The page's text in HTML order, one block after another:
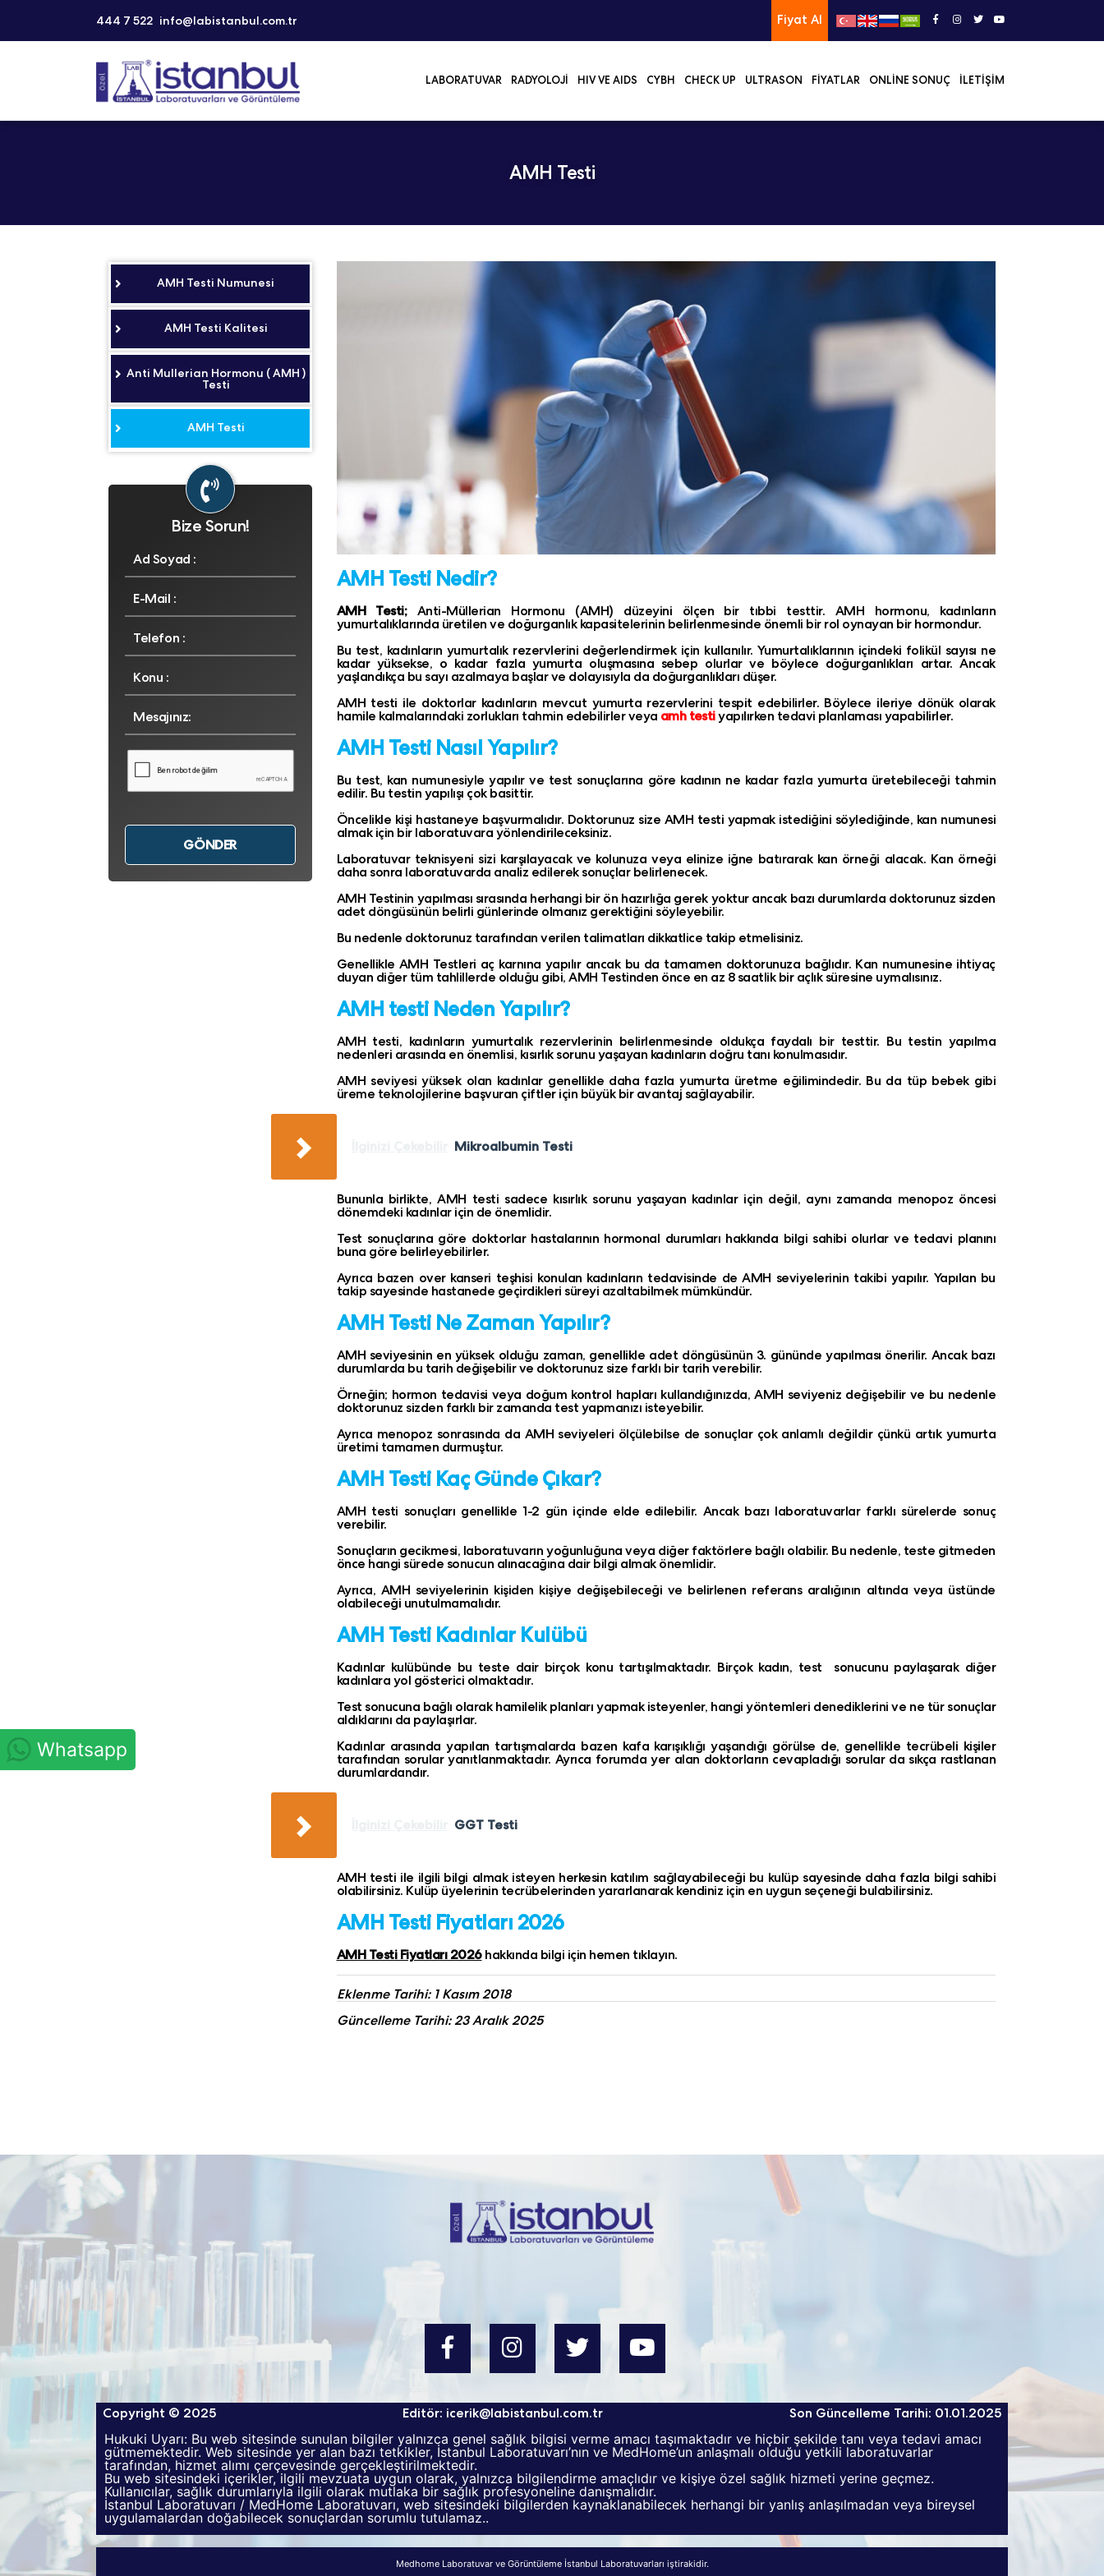
Whatsapp
444 7 522 info@labistanbul.com.tr Fiyat Al
LABORATUVAR RADYOLOJI HIV VE AIDS CYBH CHECK UP ULTRASON FIYATLAR ONLINE SONUÇ İLETIŞIM
AMH Testi
AMH Testi Nedir?
AMH Testi;Anti-Müllerian Hormonu (AMH) düzeyini ölçen bir tıbbi testtir. AMH hormonu, kadınların
yumurtalıklarında üretilen ve doğurganlık kapasitelerinin belirlenmesinde önemli bir rol oynayan bir hormondur.
Bu test, kadınların yumurtalık rezervlerini değerlendirmek için kullanılır. Yumurtalıklarının içindeki folikül sayısı ne
kadar yüksekse, o kadar fazla yumurta oluşmasına sebep olurlar ve böylece doğurganlıkları artar. Ancak
yaşlandıkça bu sayı azalmaya başlar ve dolayısıyla da doğurganlıkları düşer.
AMH testi ile doktorlar kadınların mevcut yumurta rezervlerini tespit edebilirler. Böylece ileriye dönük olarak
hamile kalmalarındaki zorlukları tahmin edebilirler veya amh testiyapılırken tedavi planlaması yapabilirler.
AMH Testi Nasıl Yapılır?
Bu test, kan numunesiyle yapılır ve test sonuçlarına göre kadının ne kadar fazla yumurta üretebileceği tahmin
edilir. Bu testin yapılışı çok basittir.
Öncelikle kişi hastaneye başvurmalıdır. Doktorunuz size AMH testi yapmak istediğini söylediğinde, kan numunesi
almak için bir laboratuvara yönlendirileceksiniz.
Laboratuvar teknisyeni sizi karşılayacak ve kolunuza veya elinize iğne batırarak kan örneği alacak. Kan örneği
daha sonra laboratuvarda analiz edilerek sonuçlar belirlenecek.
AMH Testinin yapılması sırasında herhangi bir ön hazırlığa gerek yoktur ancak bazı durumlarda doktorunuz sizden
adet döngüsünün belirli günlerinde olmanız gerektiğini söyleyebilir.
Bu nedenle doktorunuz tarafından verilen talimatları dikkatlice takip etmelisiniz.
Genellikle AMH Testleri aç karnına yapılır ancak bu da tamamen doktorunuza bağlıdır. Kan numunesine ihtiyaç
duyan diğer tüm tahlillerde olduğu gibi, AMH Testinden önce en az 8 saatlik bir açlık süresine uymalısınız.
AMH testi Neden Yapılır?
AMH testi, kadınların yumurtalık rezervlerinin belirlenmesinde oldukça faydalı bir testtir. Bu testin yapılma
nedenleri arasında en önemlisi, kısırlık sorunu yaşayan kadınların doğru tanı konulmasıdır.
AMH seviyesi yüksek olan kadınlar genellikle daha fazla yumurta üretme eğilimindedir. Bu da tüp bebek gibi
üreme teknolojilerine başvuran çiftler için büyük bir avantaj sağlayabilir.
Mikroalbumin Testi
Bununla birlikte, AMH testi sadece kısırlık sorunu yaşayan kadınlar için değil, aynı zamanda menopoz öncesi
dönemdeki kadınlar için de önemlidir.
Test sonuçlarına göre doktorlar hastalarının hormonal durumları hakkında bilgi sahibi olurlar ve tedavi planını
buna göre belirleyebilirler.
Ayrıca bazen over kanseri teşhisi konulan kadınların tedavisinde de AMH seviyelerinin takibi yapılır. Yapılan bu
takip sayesinde hastanede geçirdikleri süreyi azaltabilmek mümkündür.
AMH Testi Ne Zaman Yapılır?
AMH seviyesinin en yüksek olduğu zaman, genellikle adet döngüsünün 3. gününde yapılması önerilir. Ancak bazı
durumlarda bu tarih değişebilir ve doktorunuz size farklı bir tarih verebilir.
Örneğin; hormon tedavisi veya doğum kontrol hapları kullandığınızda, AMH seviyeniz değişebilir ve bu nedenle
doktorunuz sizden farklı bir zamanda test yapmanızı isteyebilir.
Ayrıca menopoz sonrasında da AMH seviyeleri ölçülebilse de sonuçlar çok anlamlı değildir çünkü artık yumurta
üretimi tamamen durmuştur.
AMH Testi Kaç Günde Çıkar?
AMH testi sonuçları genellikle 1-2 gün içinde elde edilebilir. Ancak bazı laboratuvarlar farklı sürelerde sonuç
verebilir.
Sonuçların gecikmesi, laboratuvarın yoğunluğuna veya diğer faktörlere bağlı olabilir. Bu nedenle, teste gitmeden
önce hangi sürede sonucun alınacağına dair bilgi almak önemlidir.
Ayrıca, AMH seviyelerinin kişiden kişiye değişebileceği ve belirlenen referans aralığının altında veya üstünde
olabileceği unutulmamalıdır.
AMH Testi Kadınlar Kulübü
Kadınlar kulübünde bu teste dair birçok konu tartışılmaktadır. Birçok kadın, test sonucunu paylaşarak diğer
kadınlara yol gösterici olmaktadır.
Test sonucuna bağlı olarak hamilelik planları yapmak isteyenler, hangi yöntemleri denediklerini ve ne tür sonuçlar
aldıklarını da paylaşırlar.
Kadınlar arasında yapılan tartışmalarda bazen kafa karışıklığı yaşandığı görülse de, genellikle tecrübeli kişiler
tarafından sorular yanıtlanmaktadır. Ayrıca forumda yer alan doktorların cevapladığı sorular da sıkça rastlanan
durumlardandır.
GGT Testi
AMH testi ile ilgili bilgi almak isteyen herkesin katılım sağlayabileceği bu kulüp sayesinde daha fazla bilgi sahibi
olabilirsiniz. Kulüp üyelerinin tecrübelerinden yararlanarak kendiniz için en uygun seçeneği bulabilirsiniz.
AMH Testi Fiyatları 2026
AMH Testi Fiyatları 2026hakkında bilgi için hemen tıklayın.
Eklenme Tarihi: 1 Kasım 2018
Güncelleme Tarihi: 23 Aralık 2025
AMH Testi Numunesi
AMH Testi Kalitesi
Anti Mullerian Hormonu ( AMH )
Testi
AMH Testi
Bize Sorun!
Copyright © 2025 Editör: icerik@labistanbul.com.tr Son Güncelleme Tarihi: 01.01.2025
Hukuki Uyarı: Bu web sitesinde sunulan bilgiler yalnızca genel sağlık bilgisi verme amacı taşımaktadır ve hiçbir şekilde tanı veya tedavi amacı
gütmemektedir. Web sitesinde yer alan bazı tetkikler, İstanbul Laboratuvarı’nın ve MedHome’un anlaşmalı olduğu yetkili laboratuvarlar
tarafından, hizmet alımı çerçevesinde gerçekleştirilmektedir.
Bu web sitesindeki içerikler, ilgili mevzuata uygun olarak, yalnızca bilgilendirme amaçlıdır ve kişiye özel sağlık hizmeti yerine geçmez.
Kullanıcılar, sağlık durumlarıyla ilgili olarak mutlaka bir sağlık profesyoneline danışmalıdır.
İstanbul Laboratuvarı / MedHome Laboratuvarı, web sitesindeki bilgilerden kaynaklanabilecek herhangi bir yanlış anlaşılmadan veya bireysel
uygulamalardan doğabilecek sonuçlardan sorumlu tutulamaz..
Medhome Laboratuvar ve Görüntüleme İstanbul Laboratuvarları iştirakidir.